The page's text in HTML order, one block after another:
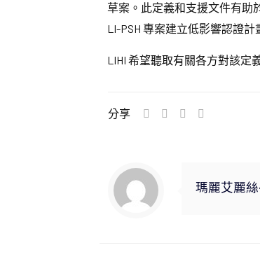
草案。此定義和支援文件有助
LI-PSH 專案建立低影響認證計
LIHI 希望聽取有關各方對該定
分享
瑪麗艾麗絲